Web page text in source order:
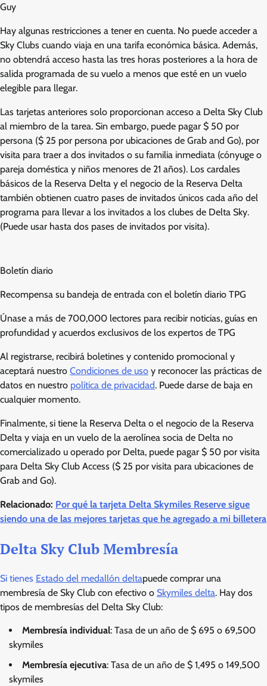
Guy
Hay algunas restricciones a tener en cuenta. No puede acceder a
Sky Clubs cuando viaja en una tarifa económica básica. Además,
no obtendrá acceso hasta las tres horas posteriores a la hora de
salida programada de su vuelo a menos que esté en un vuelo
elegible para llegar.
Las tarjetas anteriores solo proporcionan acceso a Delta Sky Club
al miembro de la tarea. Sin embargo, puede pagar $ 50 por
persona ($ 25 por persona por ubicaciones de Grab and Go), por
visita para traer a dos invitados o su familia inmediata (cónyuge o
pareja doméstica y niños menores de 21 años). Los cardales
básicos de la Reserva Delta y el negocio de la Reserva Delta
también obtienen cuatro pases de invitados únicos cada año del
programa para llevar a los invitados a los clubes de Delta Sky.
(Puede usar hasta dos pases de invitados por visita).
Boletín diario
Recompensa su bandeja de entrada con el boletín diario TPG
Únase a más de 700,000 lectores para recibir noticias, guías en
profundidad y acuerdos exclusivos de los expertos de TPG
Al registrarse, recibirá boletines y contenido promocional y
aceptará nuestro Condiciones de uso y reconocer las prácticas de
datos en nuestro política de privacidad. Puede darse de baja en
cualquier momento.
Finalmente, si tiene la Reserva Delta o el negocio de la Reserva
Delta y viaja en un vuelo de la aerolínea socia de Delta no
comercializado u operado por Delta, puede pagar $ 50 por visita
para Delta Sky Club Access ($ 25 por visita para ubicaciones de
Grab and Go).
Relacionado: Por qué la tarjeta Delta Skymiles Reserve sigue
siendo una de las mejores tarjetas que he agregado a mi billetera
Delta Sky Club Membresía
Si tienes Estado del medallón deltapuede comprar una
membresía de Sky Club con efectivo o Skymiles delta. Hay dos
tipos de membresías del Delta Sky Club:
Membresía individual: Tasa de un año de $ 695 o 69,500
skymiles
Membresía ejecutiva: Tasa de un año de $ 1,495 o 149,500
skymiles